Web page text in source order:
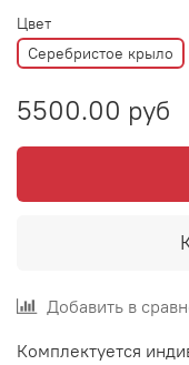
Цвет
Серебристое крыло
5500.00 руб
Добавить в
Комплектуется